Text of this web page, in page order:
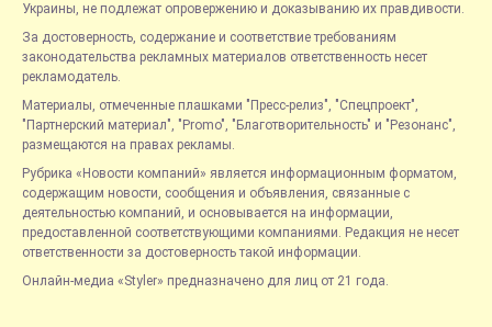
Украины, не подлежат опровержению и доказыванию их правдивости.
За достоверность, содержание и соответствие требованиям
законодательства рекламных материалов ответственность несет
рекламодатель.
Материалы, отмеченные плашками "Пресс-релиз", "Спецпроект",
"Партнерский материал", "Promo", "Благотворительность" и "Резонанс",
размещаются на правах рекламы.
Рубрика «Новости компаний» является информационным форматом,
содержащим новости, сообщения и объявления, связанные с
деятельностью компаний, и основывается на информации,
предоставленной соответствующими компаниями. Редакция не несет
ответственности за достоверность такой информации.
Онлайн-медиа «Styler» предназначено для лиц от 21 года.